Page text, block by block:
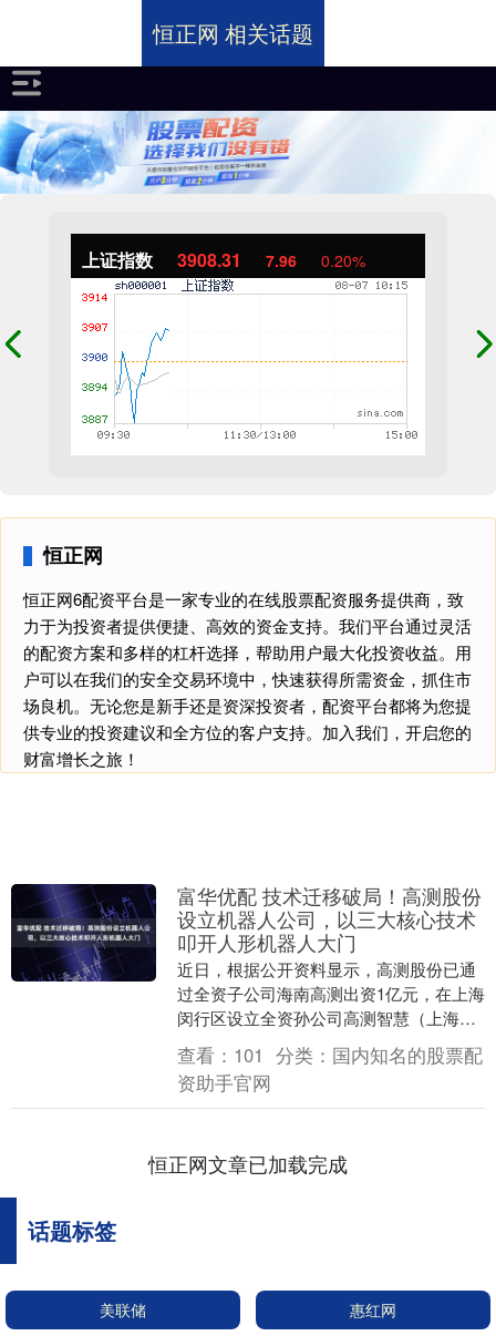
上证指数 3908.31 7.96 0.20%
恒正网
恒正网6配资平台是一家专业的在线股票配资服务提供商，致
力于为投资者提供便捷、高效的资金支持。我们平台通过灵活
的配资方案和多样的杠杆选择，帮助用户最大化投资收益。用
户可以在我们的安全交易环境中，快速获得所需资金，抓住市
场良机。无论您是新手还是资深投资者，配资平台都将为您提
供专业的投资建议和全方位的客户支持。加入我们，开启您的
财富增长之旅！
恒正网 相关话题
富华优配 技术迁移破局！高测股份
设立机器人公司，以三大核心技术
叩开人形机器人大门
近日，根据公开资料显示，高测股份已通
过全资子公司海南高测出资1亿元，在上海
闵行区设立全资孙公司高测智慧（上海）
机器人有限公司，专注人形机器人核心零
部件及加工设备....
查看： 101 分类： 国内知名的股票配
资助手官网
恒正网文章已加载完成
话题标签
美联储 惠红网